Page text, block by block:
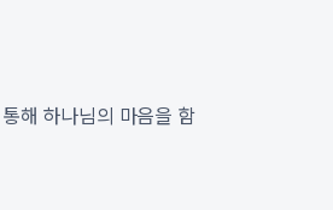
해 하나님의 마음을 함